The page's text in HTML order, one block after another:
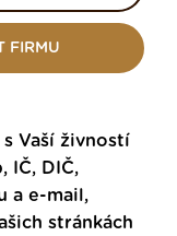
FIRMU
Vaší živností
IČ, DIČ,
a e-mail,
stránkách